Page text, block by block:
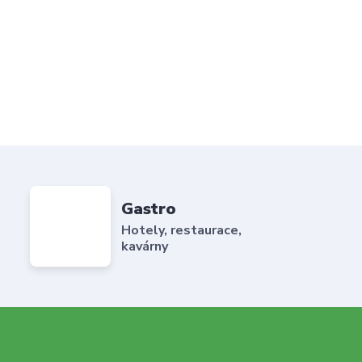
Gastro
Hotely, restaurace,
kavárny